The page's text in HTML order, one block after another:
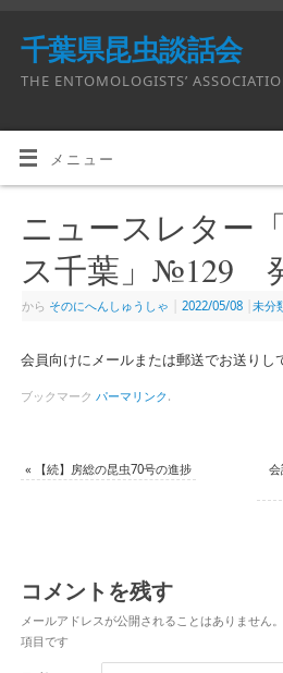
千葉県昆虫談話会
THE ENTOMOLOGISTS’
メニュー
ニュースレター
ス千葉」№129
から そのにへんしゅうしゃ 2022/05/08 未分
会員向けにメールまたは郵送でお送りし
ブックマーク パーマリンク .
« 【続】房総の昆虫70号の進捗
コメントを残す
メールアドレスが公開されることはありません。
項目です